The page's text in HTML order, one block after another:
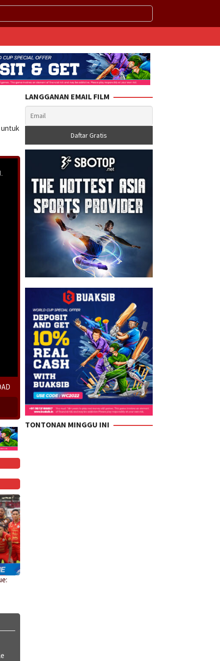
untuk
LANGGANAN EMAIL FILM
TONTONAN MINGGU INI